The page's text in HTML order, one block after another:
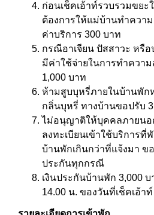
ก่อนเช็คเอ้าท์รวบรวมขยะ
ต้องการให้แม่บ้านทำควา
ค่าบริการ 300 บาท
กรณีอาเจียน ปัสสาวะ หรือ
มีค่าใช้จ่ายในการทำควา
1,000 บาท
ห้ามสูบบุหรี่ภายในบ้านพัก
กลิ่นบุหรี่ ทางบ้านขอปรับ
ไม่อนุญาติให้บุคคลภายนอ
ลงทะเบียนเข้าใช้บริการที่
บ้านพักเกินกว่าที่แจ้งมา ข
ประกันทุกกรณี
เงินประกันบ้านพัก 3,000
14.00 น. ของวันที่เช็คเอ้าท์